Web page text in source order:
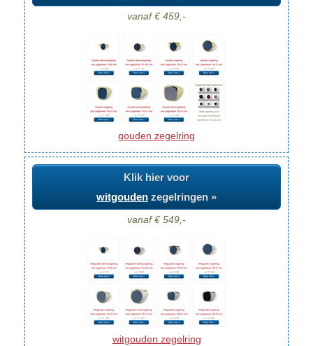
vanaf € 459,-
gouden zegelring
Klik hier voor
witgouden zegelringen »
vanaf € 549,-
witgouden zegelring